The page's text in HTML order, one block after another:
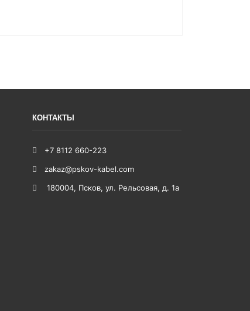
КОНТАКТЫ
+7 8112 660-223
zakaz@pskov-kabel.com
180004, Псков, ул. Рельсовая, д. 1а